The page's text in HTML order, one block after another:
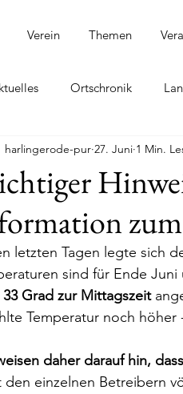
Verein Themen
Ortschronik
2024 2025
harlingerode-pur 27. Juni 1 Min.
letzten Tagen legte sich
sind für Ende
33 Grad zur Mittagszeit
Temperatur noch höher
daher darauf hin,
den einzelnen Betreibern